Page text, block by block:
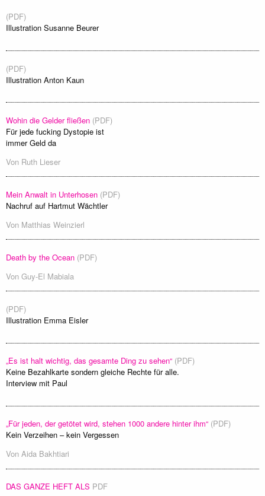
(PDF)
Illustration Susanne Beurer
(PDF)
Illustration Anton Kaun
Wohin die Gelder fließen (PDF)
Für jede fucking Dystopie ist
immer Geld da
Von Ruth Lieser
Mein Anwalt in Unterhosen (PDF)
Nachruf auf Hartmut Wächtler
Von Matthias Weinzierl
Death by the Ocean (PDF)
Von Guy-El Mabiala
(PDF)
Illustration Emma Eisler
„Es ist halt wichtig, das gesamte Ding zu sehen“ (PDF)
Keine Bezahlkarte sondern gleiche Rechte für alle.
Interview mit Paul
„Für jeden, der getötet wird, stehen 1000 andere hinter ihm“ (PDF)
Kein Verzeihen – kein Vergessen
Von Aida Bakhtiari
DAS GANZE HEFT ALS PDF